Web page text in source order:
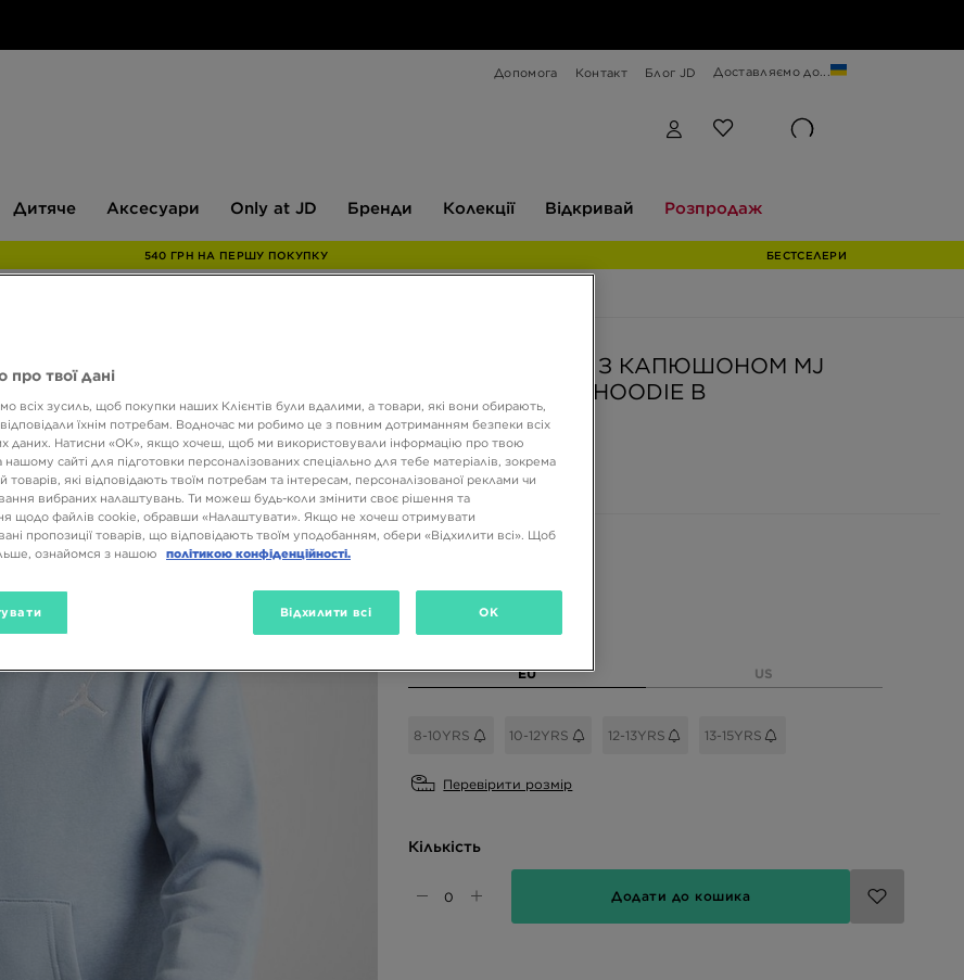
Допомога Контакт Блог JD Доставляємо до...
Дитяче Аксесуари
JD
Only at JD Бренди Колекції Відкривай Розпродаж
540 ГРН НА ПЕРШУ ПОКУПКУ БЕСТСЕЛЕРИ
JORDAN КОФТА З КАПЮШОНОМ MJ
ESSENTIALS PO HOODIE B
1699 ГРН
EU US
8-10YRS 10-12YRS 12-13YRS 13-15YRS
Перевірити розмір
Кількість
Додати до кошика
про твої дані
всіх зусиль, щоб покупки наших Клієнтів були вдалими, а товари, які вони обирають,
їхнім потребам. Водночас ми робимо це з повним дотриманням безпеки всіх
даних. Натисни «OK», якщо хочеш, щоб ми використовували інформацію про твою
нашому сайті для підготовки персоналізованих спеціально для тебе матеріалів, зокрема
товарів, які відповідають твоїм потребам та інтересам, персоналізованої реклами чи
вибраних налаштувань. Ти можеш будь-коли змінити своє рішення та
щодо файлів cookie, обравши «Налаштувати». Якщо не хочеш отримувати
пропозиції товарів, що відповідають твоїм уподобанням, обери «Відхилити всі». Щоб
ознайомся з нашою
політикою конфіденційності.
Відхилити всі OK